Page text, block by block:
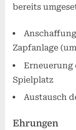
bereits
Zapfanlage
Erneuerung
Spielplatz
Austausch
Ehrungen